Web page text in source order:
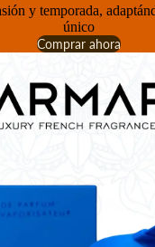
y temporada,
único
Comprar ahora